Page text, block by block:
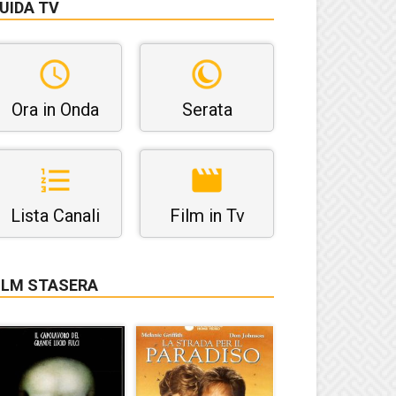
TV
Ora in Onda Serata
Lista Canali Film in Tv
STASERA